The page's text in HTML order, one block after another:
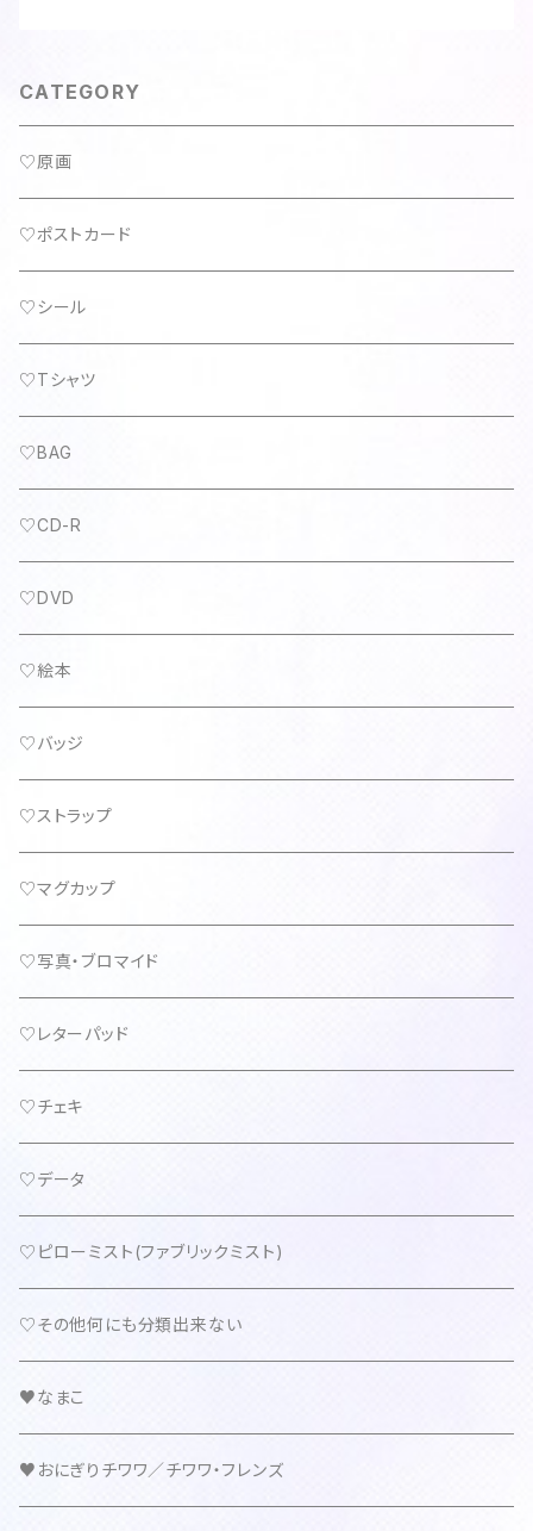
CATEGORY
♡原画
♡ポストカード
♡シール
♡Tシャツ
♡BAG
♡CD-R
♡DVD
♡絵本
♡バッジ
♡ストラップ
♡マグカップ
♡写真・ブロマイド
♡レターパッド
♡チェキ
♡データ
♡ピローミスト(ファブリックミスト)
♡その他何にも分類出来ない
♥なまこ
♥おにぎりチワワ／チワワ・フレンズ